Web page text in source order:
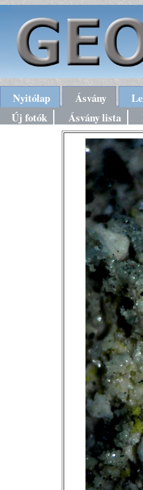
Nyitólap Ásvány
Új fotók
Ásvány lista